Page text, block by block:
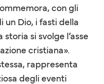
con gli
Dio, i fasti della
si svolge l’asse
cristiana».
rappresenta
degli eventi